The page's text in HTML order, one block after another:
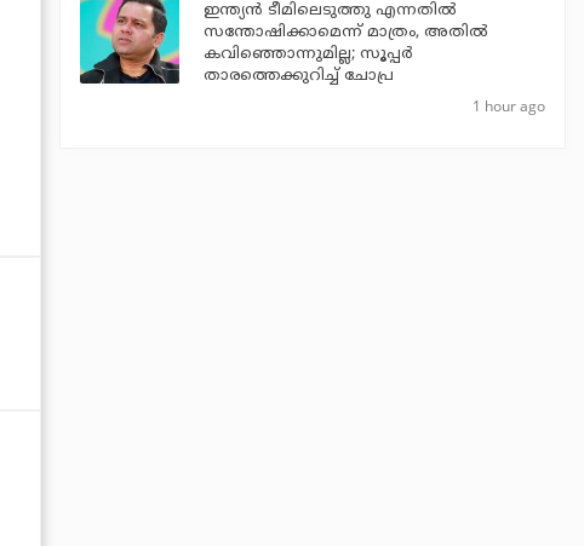
ഇന്ത്യന്‍ ടീമിലെടുത്തു എന്നതില്‍
സന്തോഷിക്കാമെന്ന് മാത്രം, അതില്‍
കവിഞ്ഞൊന്നുമില്ല; സൂപ്പര്‍
താരത്തെക്കുറിച്ച് ചോപ്ര
1 hour ago